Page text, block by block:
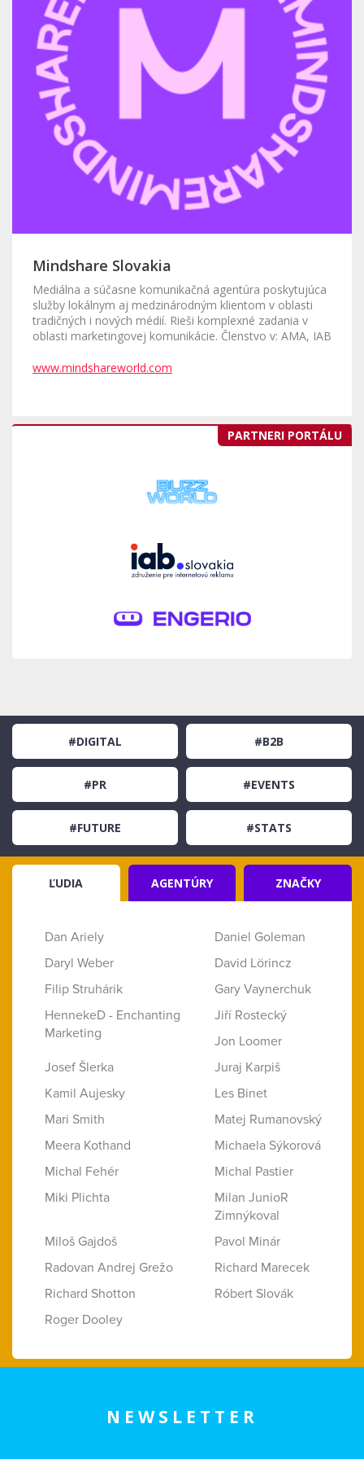
Mindshare Slovakia
Mediálna a súčasne komunikačná agentúra poskytujúca
služby lokálnym aj medzinárodným klientom v oblasti
tradičných i nových médií. Rieši komplexné zadania v
oblasti marketingovej komunikácie. Členstvo v: AMA, IAB
www.mindshareworld.com
PARTNERI PORTÁLU
#DIGITAL #B2B
#PR #EVENTS
#FUTURE #STATS
ĽUDIA AGENTÚRY ZNAČKY
Dan Ariely
Daniel Goleman
Daryl Weber
David Lörincz
Filip Struhárik
Gary Vaynerchuk
HennekeD - Enchanting
Marketing
Jiří Rostecký
Jon Loomer
Josef Šlerka
Juraj Karpiš
Kamil Aujesky
Les Binet
Mari Smith
Matej Rumanovský
Meera Kothand
Michaela Sýkorová
Michal Fehér
Michal Pastier
Miki Plichta
Milan JunioR
Zimnýkoval
Miloš Gajdoš
Pavol Minár
Radovan Andrej Grežo
Richard Marecek
Richard Shotton
Róbert Slovák
Roger Dooley
NEWSLETTER